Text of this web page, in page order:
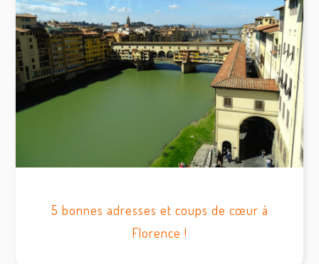
5 bonnes adresses et coups de cœur à
Florence !